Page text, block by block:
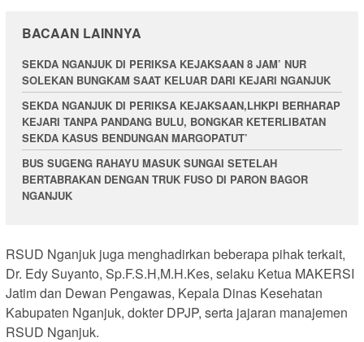
BACAAN LAINNYA
SEKDA NGANJUK DI PERIKSA KEJAKSAAN 8 JAM’ NUR
SOLEKAN BUNGKAM SAAT KELUAR DARI KEJARI NGANJUK
SEKDA NGANJUK DI PERIKSA KEJAKSAAN,LHKPI BERHARAP
KEJARI TANPA PANDANG BULU, BONGKAR KETERLIBATAN
SEKDA KASUS BENDUNGAN MARGOPATUT’
BUS SUGENG RAHAYU MASUK SUNGAI SETELAH
BERTABRAKAN DENGAN TRUK FUSO DI PARON BAGOR
NGANJUK
RSUD Nganjuk juga menghadirkan beberapa pihak terkait,
Dr. Edy Suyanto, Sp.F.S.H,M.H.Kes, selaku Ketua MAKERSI
Jatim dan Dewan Pengawas, Kepala Dinas Kesehatan
Kabupaten Nganjuk, dokter DPJP, serta jajaran manajemen
RSUD Nganjuk.